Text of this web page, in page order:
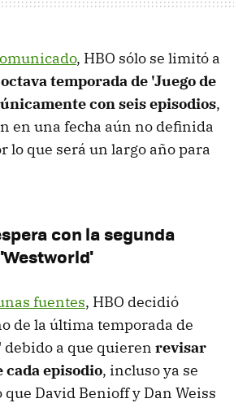
, HBO sólo se limitó a
temporada de 'Juego de
con seis episodios,
en una fecha aún no definida
lo que será un largo año para
con la segunda
fuentes, HBO decidió
de la última temporada de
debido a que quieren revisar
episodio, incluso ya se
David Benioff y Dan Weiss